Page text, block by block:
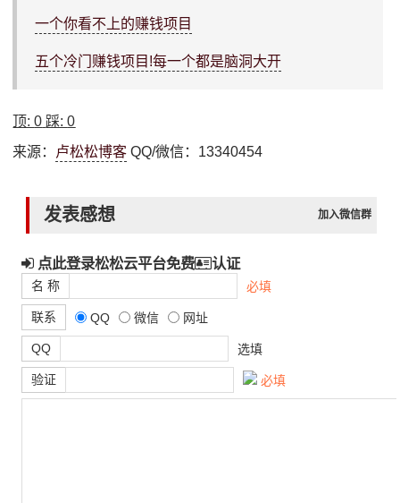
一个你看不上的赚钱项目
五个冷门赚钱项目!每一个都是脑洞大开
顶:0 踩:0
来源： 卢松松博客 QQ/微信：13340454
发表感想 加入微信群
点此登录松松云平台免费 认证
名 称 必填
联系 QQ 微信 网址
QQ 选填
验证 必填